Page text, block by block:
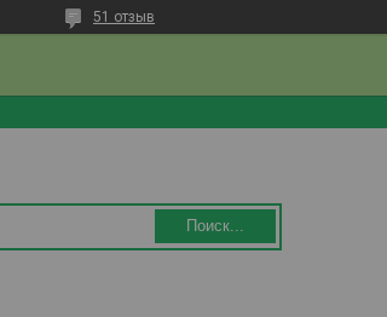
51 отзыв
Поиск...